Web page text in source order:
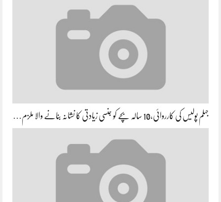
جہلم پولیس کی کارروائی،10 سالہ بچے کو جنسی زیادتی کا نشانہ بنانے والا ملزم…